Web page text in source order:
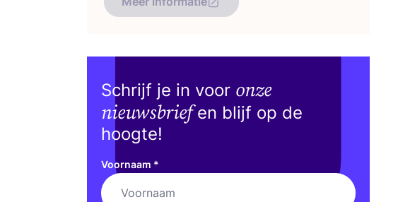
Schrijf je in voor onze
nieuwsbriefen blijf op de
hoogte!
Voornaam *